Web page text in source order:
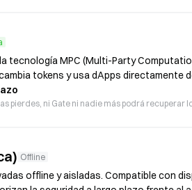
tecnología MPC (Multi-Party
tokens y usa dApps directamente
pierdes, ni Gate ni nadie más podrá recuperar
Offline
offline y aisladas. Compatible con